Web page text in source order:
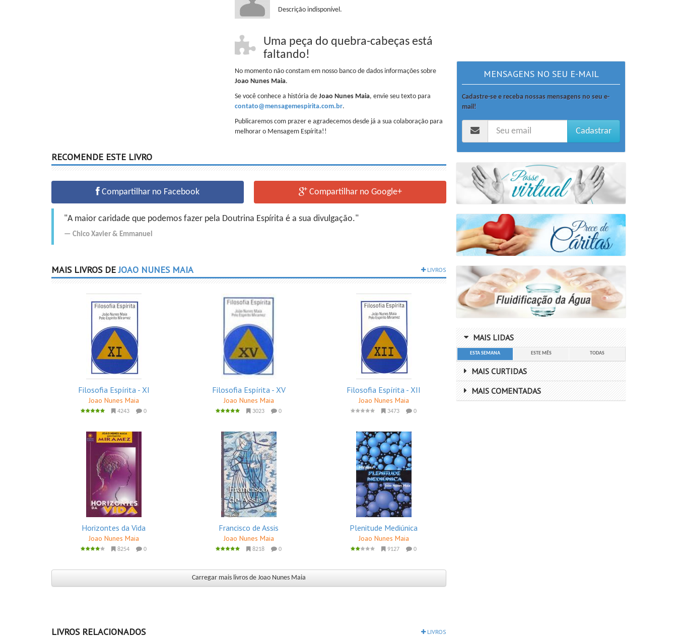
Descrição indisponível.
Uma peça do quebra-cabeças está
faltando!
No momento não constam em nosso banco de dados informações sobre
Joao Nunes Maia.
Se você conhece a história de Joao Nunes Maia, envie seu texto para
contato@mensagemespirita.com.br.
Publicaremos com prazer e agradecemos desde já a sua colaboração para
melhorar o Mensagem Espírita!!
RECOMENDE ESTE LIVRO
Compartilhar no Facebook Compartilhar no Google+
"A maior caridade que podemos fazer pela Doutrina Espírita é a sua divulgação."
Chico Xavier & Emmanuel
MAIS LIVROS DEJOAO NUNES MAIA LIVROS
Filosofia Espírita - XI
Joao Nunes Maia
4243 0
Filosofia Espírita - XV
Joao Nunes Maia
3023 0
Filosofia Espírita - XII
Joao Nunes Maia
3473 0
Horizontes da Vida
Joao Nunes Maia
8254 0
Francisco de Assis
Joao Nunes Maia
8218 0
Plenitude Mediúnica
Joao Nunes Maia
9127 0
Carregar mais livros de Joao Nunes Maia
LIVROS RELACIONADOS LIVROS
MENSAGENS NO SEU E-MAIL
Cadastre-se e receba nossas mensagens no seu e-
mail!
Cadastrar
MAIS LIDAS
ESTA SEMANA ESTE MÊS TODAS
MAIS CURTIDAS
MAIS COMENTADAS